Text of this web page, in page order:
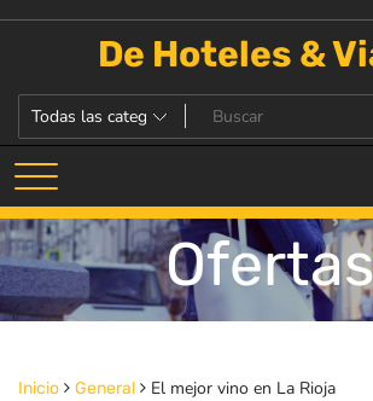
De Hoteles &
Inicio General El mejor vino en La Rioja